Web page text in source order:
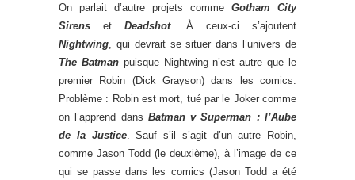
On parlait d’autre projets comme Gotham City
Sirens et Deadshot. À ceux-ci s’ajoutent
Nightwing , qui devrait se situer dans l’univers de
The Batmanpuisque Nightwing n’est autre que le
premier Robin (Dick Grayson) dans les comics.
Problème : Robin est mort, tué par le Joker comme
on l’apprend dans Batman v Superman : l’Aube
de la Justice. Sauf s’il s’agit d’un autre Robin,
comme Jason Todd (le deuxième), à l’image de ce
qui se passe dans les comics (Jason Todd a été